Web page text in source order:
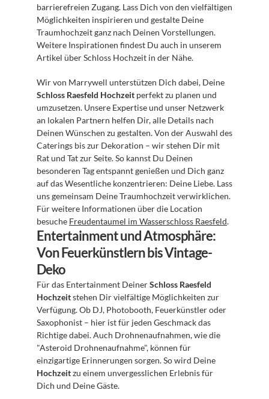
barrierefreien Zugang. Lass Dich von den vielfältigen
Möglichkeiten inspirieren und gestalte Deine
Traumhochzeit ganz nach Deinen Vorstellungen.
Weitere Inspirationen findest Du auch in unserem
Artikel über Schloss Hochzeit in der Nähe.
Schloss Raesfeld Hochzeit perfekt zu planen und
umzusetzen. Unsere Expertise und unser Netzwerk
an lokalen Partnern helfen Dir, alle Details nach
Deinen Wünschen zu gestalten. Von der Auswahl des
Caterings bis zur Dekoration – wir stehen Dir mit
Rat und Tat zur Seite. So kannst Du Deinen
besonderen Tag entspannt genießen und Dich ganz
auf das Wesentliche konzentrieren: Deine Liebe. Lass
uns gemeinsam Deine Traumhochzeit verwirklichen.
Für weitere Informationen über die Location
besuche Freudentaumel im Wasserschloss Raesfeld.
Entertainment und Atmosphäre:
Von Feuerkünstlern bis Vintage-
Deko
Für das Entertainment Deiner Schloss Raesfeld
Hochzeit stehen Dir vielfältige Möglichkeiten zur
Verfügung. Ob DJ, Photobooth, Feuerkünstler oder
Saxophonist – hier ist für jeden Geschmack das
Richtige dabei. Auch Drohnenaufnahmen, wie die
"Asteroid Drohnenaufnahme", können für
Hochzeit zu einem unvergesslichen Erlebnis für
Dich und Deine Gäste.